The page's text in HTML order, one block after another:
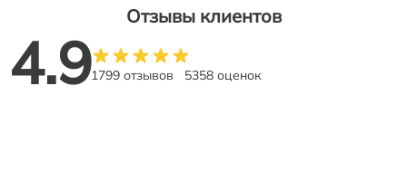
Отзывы клиентов
4.91799 отзывов 5358 оценок